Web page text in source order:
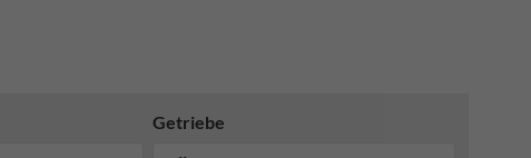
Getriebe